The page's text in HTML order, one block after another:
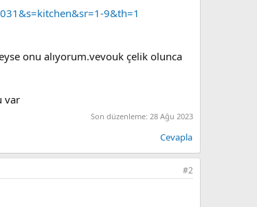
9&th=1
onu alıyorum.vevouk çelik olunca
var
Son düzenleme: 28 Ağu 2023
Cevapla
#2